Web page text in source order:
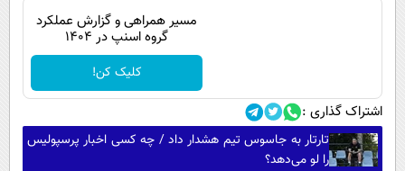
مسیر همراهی و گزارش عملکرد
گروه اسنپ در ۱۴۰۴
کلیک کن!
اشتراک گذاری :
تارتار به جاسوس تیم هشدار داد / چه کسی اخبار پرسپولیس
را لو می‌دهد؟